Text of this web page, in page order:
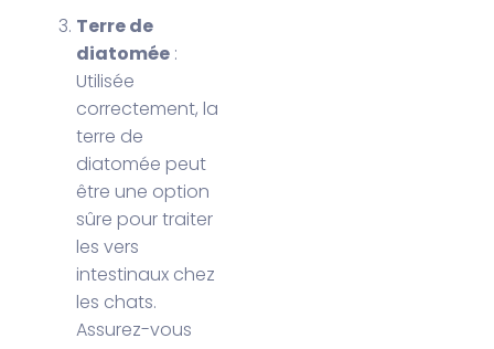
Terre de
diatomée :
Utilisée
correctement, la
terre de
diatomée peut
être une option
sûre pour traiter
les vers
intestinaux chez
les chats.
Assurez-vous